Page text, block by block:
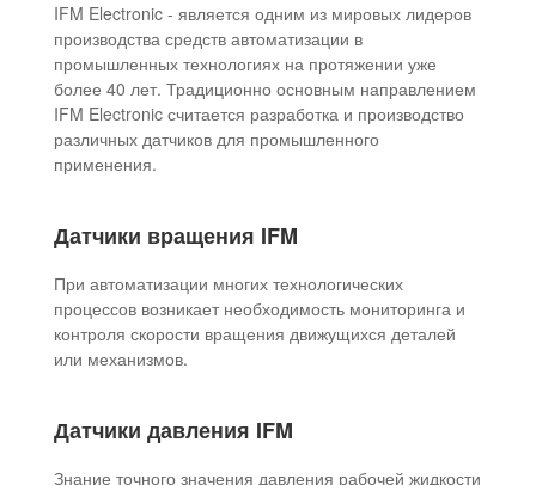
IFM Electronic - является одним из мировых лидеров
производства средств автоматизации в
промышленных технологиях на протяжении уже
более 40 лет. Традиционно основным направлением
IFM Electronic считается разработка и производство
различных датчиков для промышленного
применения.
Датчики вращения IFM
При автоматизации многих технологических
процессов возникает необходимость мониторинга и
контроля скорости вращения движущихся деталей
или механизмов.
Датчики давления IFM
Знание точного значения давления рабочей жидкости